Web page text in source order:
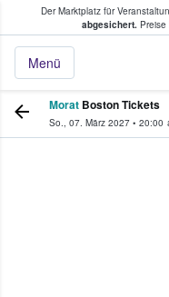
Der Marktplatz für
abgesichert.Preise
Menü
Tickets
Morat Boston Tickets
So., 07. März 2027 • 20:00